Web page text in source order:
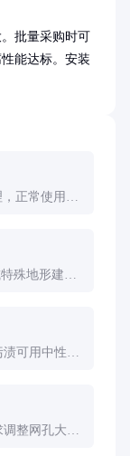
批量采购时可
能达标。安装
正常使用环
殊地形建议
可用中性洗
整网孔大